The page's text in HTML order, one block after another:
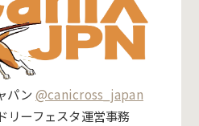
パン @canicross_japan
リーフェスタ運営事務